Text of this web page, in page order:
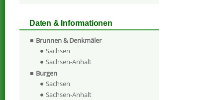
Daten & Informationen
Brunnen & Denkmäler
Sachsen
Sachsen-Anhalt
Burgen
Sachsen
Sachsen-Anhalt